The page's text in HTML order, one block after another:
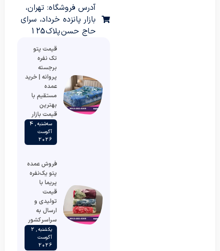
آدرس فروشگاه: تهران،
بازار پانزده خرداد، سرای
حاج حسن پلاک 125
قیمت پتو
تک نفره
برجسته
پروانه | خرید
عمده
مستقیم با
بهترین
قیمت بازار
سه‌شنبه , 4
آگوست
2026
فروش عمده
پتو یک‌نفره
پریما با
قیمت
تولیدی و
ارسال به
سراسر کشور
یکشنبه , 2
آگوست
2026